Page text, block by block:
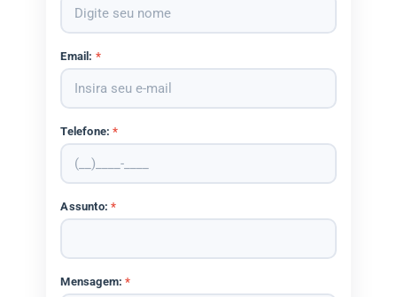
Email: *
Telefone:*
Assunto:*
Mensagem:*